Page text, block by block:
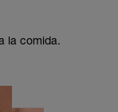
la comida.